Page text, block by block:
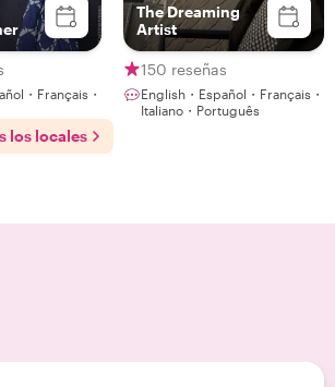
・Français・
The Dreaming
Artist
150 reseñas
English・Español・Français・
Italiano・Português
los locales